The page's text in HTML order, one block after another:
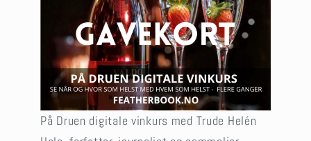
På Druen digitale vinkurs med Trude Helén